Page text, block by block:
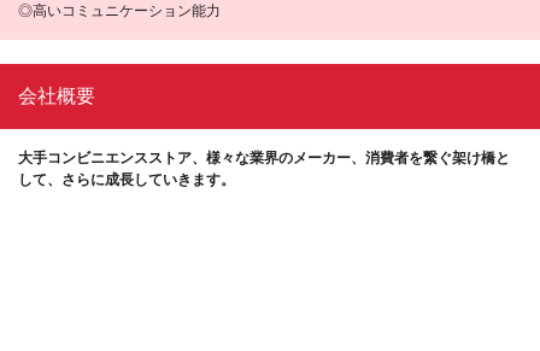
◎高いコミュニケーション能力
会社概要
大手コンビニエンスストア、様々な業界のメーカー、消費者を繋ぐ架け橋と
して、さらに成長していきます。